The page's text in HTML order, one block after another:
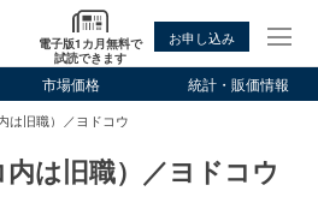
電子版1カ月無料で
試読できます
お申し込み
市場価格 統計・販価情報
は旧職）／ヨドコウ
は旧職）／ヨドコウ